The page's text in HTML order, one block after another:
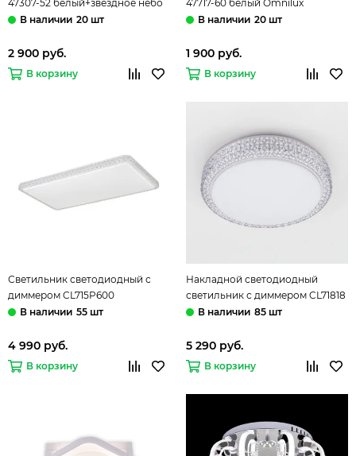
47307-52 белый+звездное небо
Omnilux Melofon20 шт
2 900 руб.
В корзину
47717-60 белый Omnilux
Biancareddu 20 шт
1 900 руб.
В корзину
Светильник светодиодный с
диммером CL715P600
прозрачный Кристалино Слим
55 шт
4 990 руб.
В корзину
Накладной светодиодный
светильник с диммером CL71818
белый/прозрачный Альпина
85 шт
5 290 руб.
В корзину